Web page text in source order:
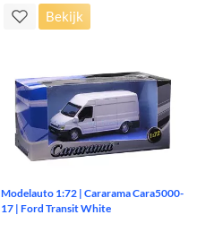
Bekijk
Modelauto 1:72 | Cararama Cara5000-
17 | Ford Transit White